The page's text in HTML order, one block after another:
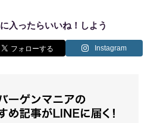
入ったらいいね！しよう
Instagram